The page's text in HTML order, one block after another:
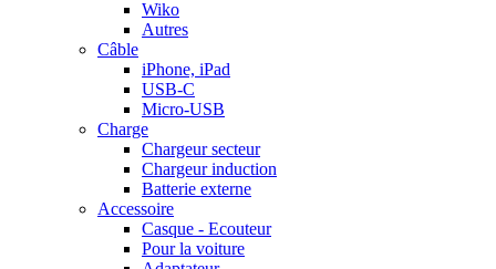
Wiko
Autres
Câble
iPhone, iPad
USB-C
Micro-USB
Charge
Chargeur secteur
Chargeur induction
Batterie externe
Accessoire
Casque - Ecouteur
Pour la voiture